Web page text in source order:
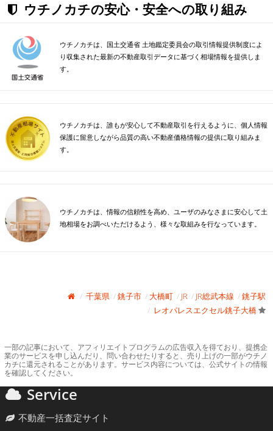
ウチノカチの安心・安全への取り組み
ウチノカチは、国土交通省 土地鑑定委員会の取引情報提供制度によ
り収集された最新の不動産取引データに基づく相場情報を提供しま
す。
ウチノカチは、誰もが安心して不動産取引を行えるように、個人情報
保護に留意しながら品質の高い不動産価格情報の提供に取り組みま
す。
ウチノカチは、情報の信頼性を高め、ユーザのみなさまに安心して土
地相場をお調べいただけるよう、様々な取組みを行なっています。
千葉県 銚子市 大橋町 JR JR総武本線
銚子駅
レオパレスエクセル銚子大橋
一部の記事において、アフィリエイトプログラムの広告収入を得ており、提携企
業のサービスを申し込んだり、問い合わせたりすると、売り上げの一部がウチノ
カチに還元されることがあります。サービス内容については、公式サイトの情報
を確認してください。
Service
不動産一括査定サイト